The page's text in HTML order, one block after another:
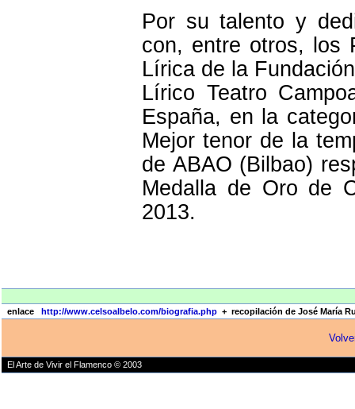
Por su talento y
con, entre otros, los
Lírica de la
Lírico Teatro
España, en la
Mejor tenor de la
de ABAO (Bilbao)
Medalla de Oro de
2013.
enlace http://www.celsoalbelo.com/biografia.php + recopilación de José María
El Arte de Vivir el Flamenco © 2003